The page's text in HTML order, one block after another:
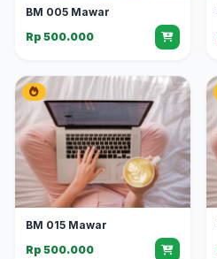
BM 005 Mawar
Rp 500.000
BM 015 Mawar
Rp 500.000